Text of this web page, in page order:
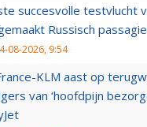
succesvolle testvlucht
Russisch
08-2026, 9:54
KLM aast op
van ‘hoofdpijn